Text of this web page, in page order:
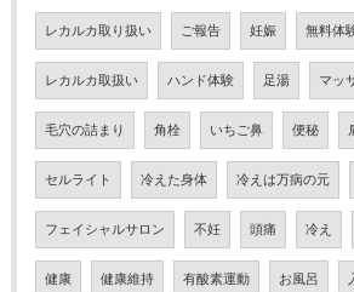
レカルカ取り扱い ご報告 妊娠 無料体
レカルカ取扱い ハンド体験 足湯 マッ
毛穴の詰まり 角栓 いちご鼻 便秘
セルライト 冷えた身体 冷えは万病の元
フェイシャルサロン 不妊 頭痛 冷え
健康 健康維持 有酸素運動 お風呂